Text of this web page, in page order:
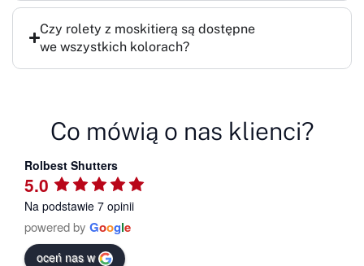
Czy rolety z moskitierą są dostępne
we wszystkich kolorach?
Co mówią o nas klienci?
Rolbest Shutters
5.0
Na podstawie 7 opinii
powered by Google
oceń nas w